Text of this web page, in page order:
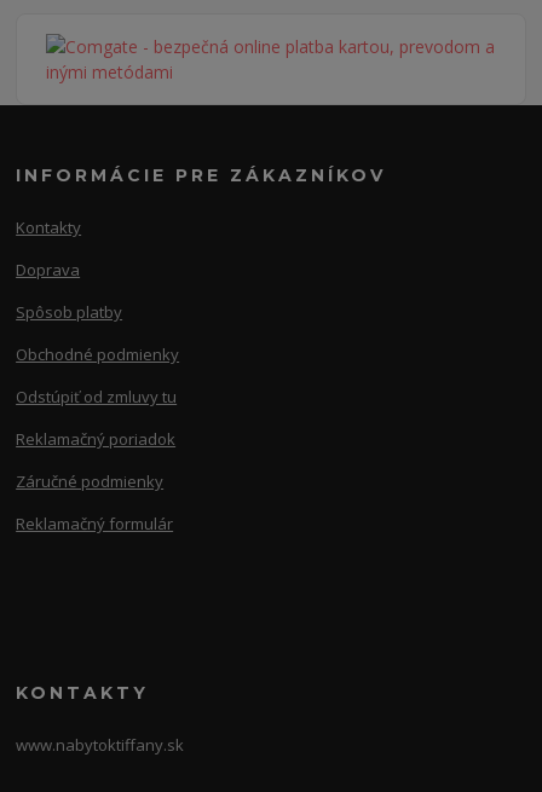
INFORMÁCIE PRE ZÁKAZNÍKOV
Kontakty
Doprava
Spôsob platby
Obchodné podmienky
Odstúpiť od zmluvy tu
Reklamačný poriadok
Záručné podmienky
Reklamačný formulár
KONTAKTY
www.nabytoktiffany.sk